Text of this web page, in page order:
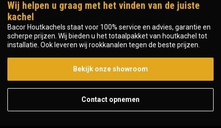
Wij helpen u graag met het vinden van de juiste
kachel
Bacor Houtkachels staat voor 100% service en advies, garantie en
scherpe prijzen. Wij bieden u het totaalpakket van houtkachel tot
installatie. Ook leveren wij rookkanalen tegen de beste prijzen.
Bekijk onze showroom
Contact opnemen